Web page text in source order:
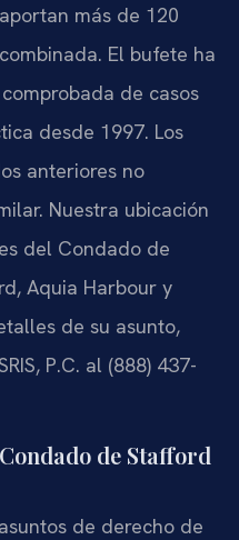
más de 120
El bufete ha
de casos
desde 1997. Los
anteriores no
Nuestra ubicación
del Condado de
Aquia Harbour y
de su asunto,
P.C. al (888) 437-
de Stafford
de derecho de